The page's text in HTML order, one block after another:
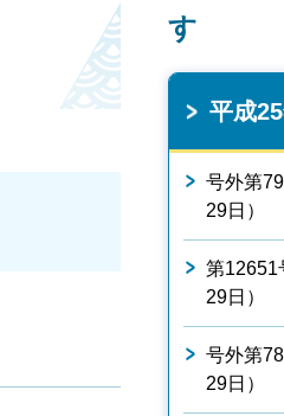
す
平成
号外第
29日）
第12651
29日）
号外第
29日）